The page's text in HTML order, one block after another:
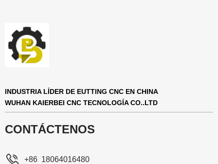
INDUSTRIA LÍDER DE EUTTING CNC EN CHINA
WUHAN KAIERBEI CNC TECNOLOGÍA CO..LTD
CONTÁCTENOS
+86 18064016480